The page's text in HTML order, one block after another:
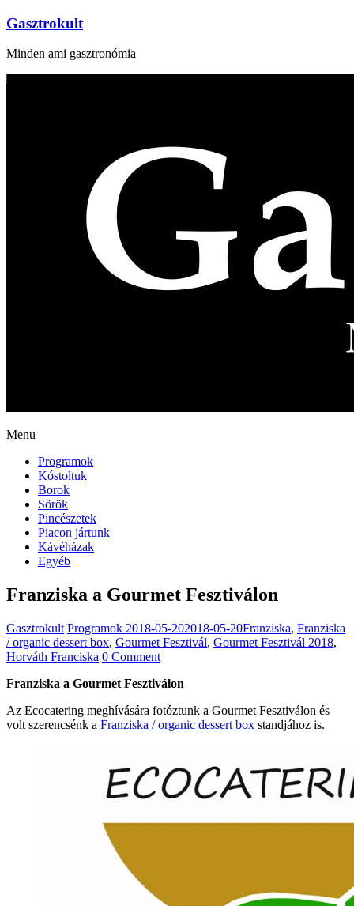
Gasztrokult
Minden ami gasztronómia
Menu
Programok
Kóstoltuk
Borok
Sörök
Pincészetek
Piacon jártunk
Kávéházak
Egyéb
Franziska a Gourmet Fesztiválon
Gasztrokult Programok 2018-05-202018-05-20Franziska, Franziska
/ organic dessert box, Gourmet Fesztivál, Gourmet Fesztivál 2018,
Horváth Franciska 0 Comment
Franziska a Gourmet Fesztiválon
Az Ecocatering meghívására fotóztunk a Gourmet Fesztiválon és
volt szerencsénk a Franziska / organic dessert box standjához is.